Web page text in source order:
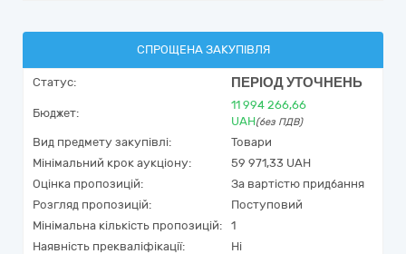
СПРОЩЕНА ЗАКУПІВЛЯ
Статус: ПЕРІОД УТОЧНЕНЬ
Бюджет:
11 994 266,66
UAH(без ПДВ)
Вид предмету закупівлі:
Товари
Мінімальний крок аукціону:
59 971,33 UAH
Оцінка пропозицій:
За вартістю придбання
Розгляд пропозицій:
Поступовий
Мінімальна кількість пропозицій:
1
Наявність прекваліфікації:
Ні